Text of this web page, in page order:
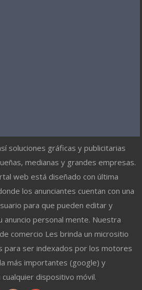
soluciones gráficas y publicitarias
medianas y grandes empresas.
web está diseñado con última
los anunciantes cuentan con una
para que pueden editar y
anuncio personal mente. Nuestra
comercio Les brinda un micrositio
para ser indexados por los motores
más importantes (google) y
cualquier dispositivo móvil.